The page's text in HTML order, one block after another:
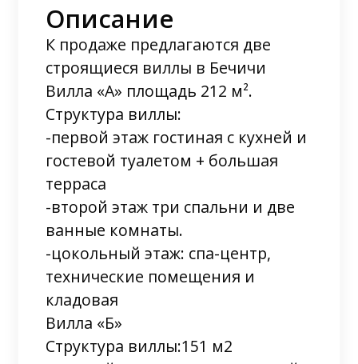
Описание
К продаже предлагаются две
строящиеся виллы в Бечичи
Вилла «А» площадь 212 м².
Структура виллы:
-первой этаж гостиная с кухней и
гостевой туалетом + большая
терраса
-второй этаж три спальни и две
ванные комнаты.
-цокольный этаж: спа-центр,
технические помещения и
кладовая
Вилла «Б»
Структура виллы:151 м2